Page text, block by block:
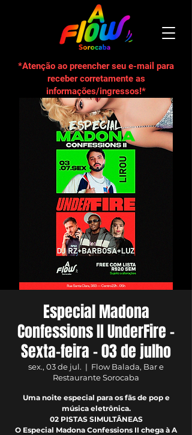
*Atenção ao preencher seu e-mail para
receber corretamente as
informações/ingressos!*
Especial Madona
Confessions II UnderFire –
Sexta-feira – 03 de julho
sex., 03 de jul.
  |
Flow Balada, Bar e
Restaurante Sorocaba
Uma noite especial para os fãs de pop e
música eletrônica.
02 PISTAS SIMULTÂNEAS
O Especial Madona Confessions II chega à A